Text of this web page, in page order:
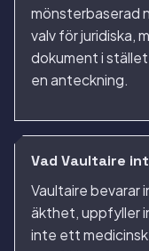
mönsterbaserad
valv för juridiska,
dokument i
en anteckning.
Vad Vaultaire
Vaultaire bevarar
äkthet, uppfyller
inte ett